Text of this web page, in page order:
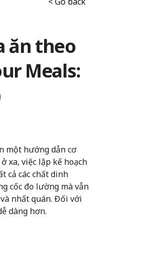
ăn theo
Meals:
một hướng dẫn cơ
xa, việc lập kế hoạch
cả các chất dinh
cốc đo lường mà vẫn
nhất quán. Đối với
dàng hơn.